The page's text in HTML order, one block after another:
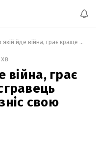
"Країна, в якій йде війна, грає краще за нас": ексгравець збірної Польщі розніс свою команду
війна, грає
свою